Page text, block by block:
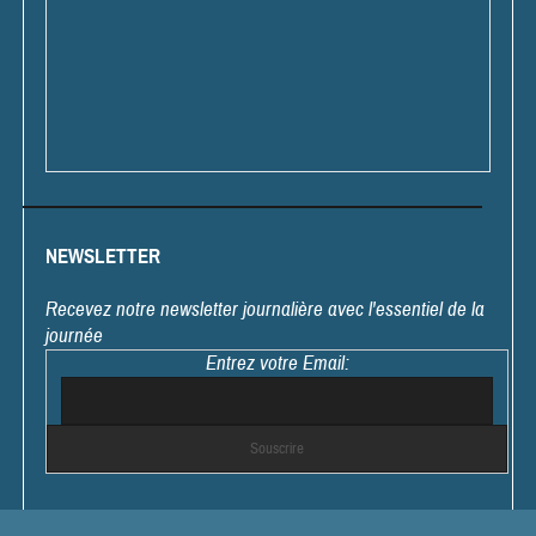
NEWSLETTER
Recevez notre newsletter journalière avec l'essentiel de la
journée
Entrez votre Email: